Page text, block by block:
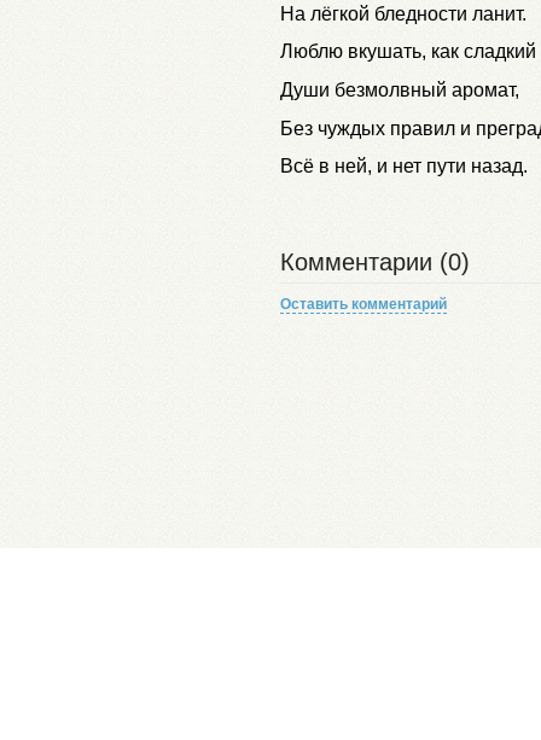
На лёгкой бледности ланит.
Люблю вкушать, как сладкий
Души безмолвный аромат,
Без чуждых правил и
Всё в ней, и нет пути назад.
Комментарии (0)
Оставить комментарий